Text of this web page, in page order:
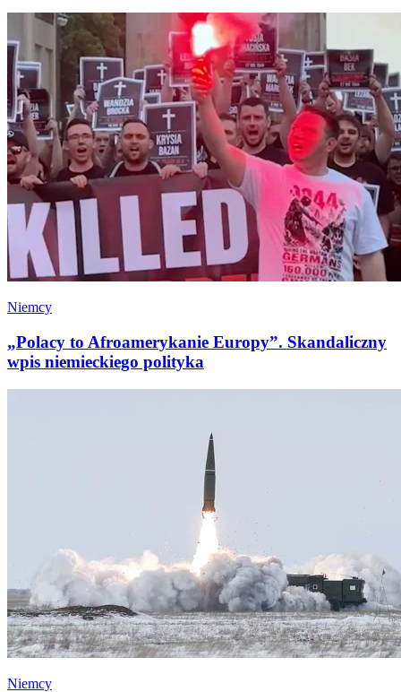
Niemcy
„Polacy to Afroamerykanie Europy”. Skandaliczny
wpis niemieckiego polityka
Niemcy